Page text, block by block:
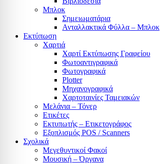
Μπλοκ
Σημειωματάρια
Ανταλλακτικά Φύλλα – Μπλοκ
Εκτύπωση
Χαρτιά
Χαρτί Εκτύπωσης Γραφείου
Φωτοαντιγραφικά
Φωτογραφικά
Plotter
Μηχανογραφικά
Χαρτοταινίες Ταμειακών
Μελάνια – Τόνερ
Ετικέτες
Εκτυπωτής – Ετικετογράφος
Εξοπλισμός POS / Scanners
Σχολικά
Μεγεθυντικοί Φακοί
Μουσική – Όργανα